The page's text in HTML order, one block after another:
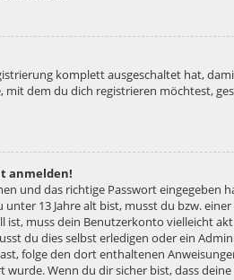
komplett ausgeschaltet hat,
mit dem du dich registrieren möchtest,
anmelden!
und das richtige Passwort eingegeben
13 Jahre alt bist, musst du bzw.
ist, muss dein Benutzerkonto vielleicht
du dies selbst erledigen oder ein
folge den dort enthaltenen
Wenn du dir sicher bist, dass